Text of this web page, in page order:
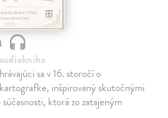
sa v 16. storočí o
inšpirovaný skutočnými
ktorá zo zatajeným